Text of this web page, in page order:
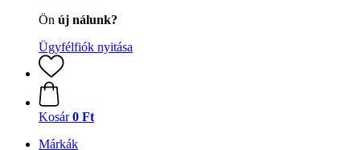
Ön új nálunk?
Ügyfélfiók nyitása
Kosár 0 Ft
Márkák